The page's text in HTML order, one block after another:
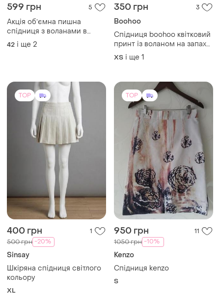
599 грн 5
Акція обʼємна пишна
спідниця з воланами в
молочному кольорі тренд
сезону
42 і ще 2
350 грн 3
Boohoo
Спідниця boohoo квітковий
принт із воланом на запах
розмір xs - s
ХS і ще 1
TOP
400 грн 1
500 грн -20%
Sinsay
Шкіряна спідниця світлого
кольору
XL
TOP
950 грн 11
1050 грн -10%
Kenzo
Спідниця kenzo
S